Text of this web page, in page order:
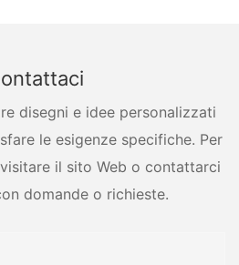
disegni e idee personalizzati
le esigenze specifiche. Per
il sito Web o contattarci
domande o richieste.